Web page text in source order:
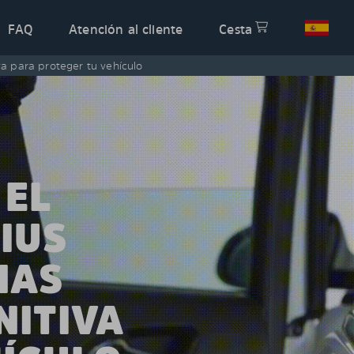
FAQ Atención al cliente Cesta
para proteger tu vehículo